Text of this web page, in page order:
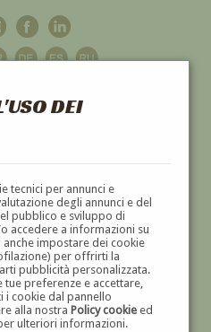
DEI
tecnici per annunci e
degli annunci e del
pubblico e sviluppo di
accedere a informazioni su
impostare dei cookie
per offrirti la
pubblicità personalizzata.
tue preferenze e accettare,
i cookie dal pannello
alla nostra Policy cookieed
ulteriori informazioni.
D'ARTE
'800 E '900